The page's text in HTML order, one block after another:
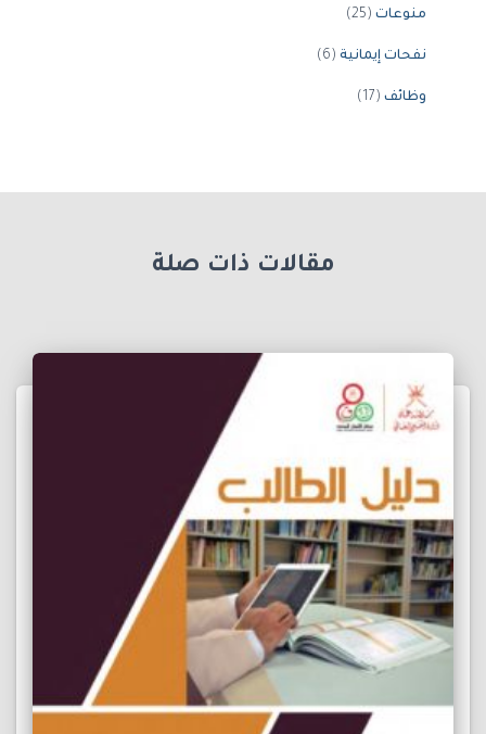
منوعات (25)
نفحات إيمانية (6)
وظائف (17)
مقالات ذات صلة